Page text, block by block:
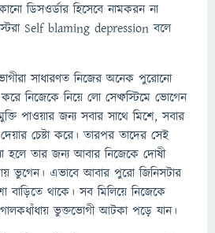
ডিসওর্ডার হিসেবে নামকরন না
Self blaming depression বলে
সাধারণত নিজের অনেক পুরোনো
নিজেকে নিয়ে লো সেল্ফস্টিমে ভোগেন
পাওয়ার জন্য সবার সাথে মিশে, সবার
চেষ্টা করে। তারপর তাদের সেই
হলে তার জন্য আবার নিজেকে দোষী
ভুগেন। এভাবে আবার পুরো জিনিসটার
বাড়িতে থাকে। সব মিলিয়ে নিজেকে
ভুক্তভোগী আটকা পড়ে যান।